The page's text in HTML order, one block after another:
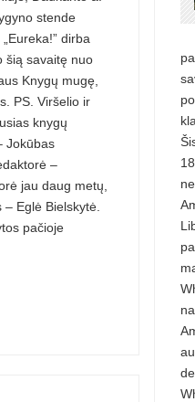
stende
dirba
šią savaitę nuo
Knygų mugę,
PS. Viršelio ir
knygų
Jokūbas
–
jau daug metų,
Eglė Bielskytė.
pačioje